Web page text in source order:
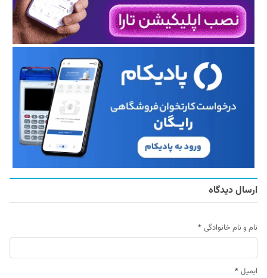
ارسال دیدگاه
نام و نام خانوادگی *
ایمیل *